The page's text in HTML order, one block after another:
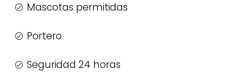
Mascotas permitidas
Portero
Seguridad 24 horas